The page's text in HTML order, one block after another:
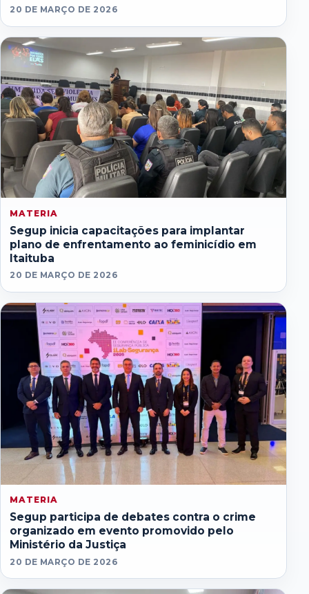
20 DE MARÇO DE 2026
MATERIA
Segup inicia capacitações para implantar
plano de enfrentamento ao feminicídio em
Itaituba
20 DE MARÇO DE 2026
MATERIA
Segup participa de debates contra o crime
organizado em evento promovido pelo
Ministério da Justiça
20 DE MARÇO DE 2026